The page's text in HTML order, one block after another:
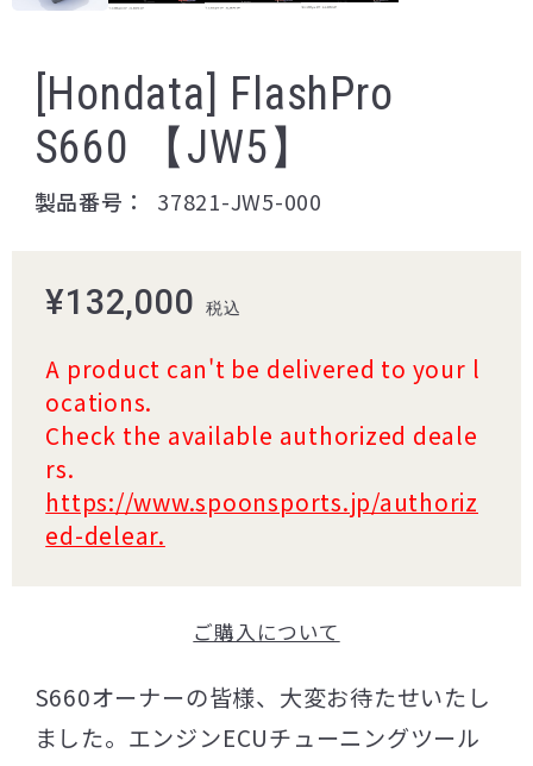
[Hondata] FlashPro
S660 【JW5】
製品番号： 37821-JW5-000
¥132,000 税込
A product can't be delivered to your l
ocations.
Check the available authorized deale
rs.
https://www.spoonsports.jp/authoriz
ed-delear.
ご購入について
S660オーナーの皆様、大変お待たせいたし
ました。エンジンECUチューニングツール